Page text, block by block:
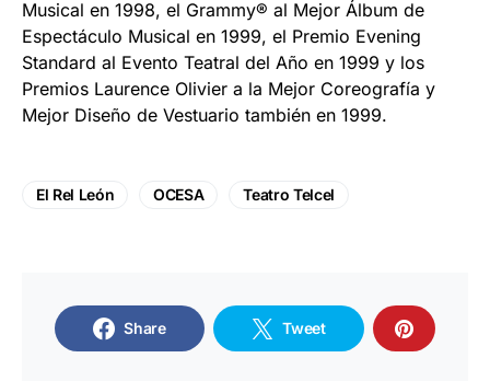
Musical en 1998, el Grammy® al Mejor Álbum de
Espectáculo Musical en 1999, el Premio Evening
Standard al Evento Teatral del Año en 1999 y los
Premios Laurence Olivier a la Mejor Coreografía y
Mejor Diseño de Vestuario también en 1999.
El Rel León OCESA Teatro Telcel
Share Tweet